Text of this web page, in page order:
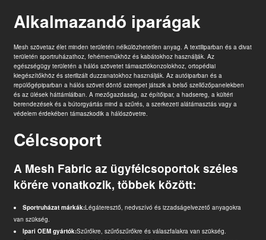
Alkalmazandó iparágak
Mesh szövetaz élet minden területén nélkülözhetetlen anyag. A textiliparban és a divat
területén sportruházathoz, fehérneműkhöz és kabátokhoz használják. Az
egészségügy területén a hálós szövetet támasztókonzolokhoz, ortopédiai
kiegészítőkhöz és sterilizált duzzanatokhoz használják. Az autóiparban és a
repülőgépiparban a hálós szövet döntő szerepet játszik a belső szellőzőpanelekben
és az ülések háttámláiban. A mezőgazdaság, az építőipar, a hadsereg, a kültéri
berendezések és a bútorgyártás mind a szűrés, a szerkezeti alátámasztás vagy a
védelem érdekében támaszkodik a hálószövetre.
Célcsoport
A Mesh Fabric az ügyfélcsoportok széles
körére vonatkozik, többek között:
Sportruházat márkák:Légáteresztő, nedvszívó és izzadságelvezető anyagokra
van szükség.
Ipari OEM gyártók:Szűrőkre, szűrőszűrőkre és válaszfalakra van szükség.